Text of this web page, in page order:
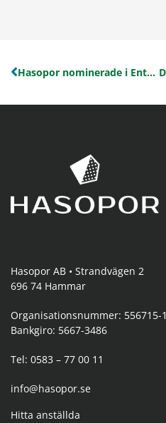
Hasopor nominerade i Entrepreneur of the year
Hasopor AB • Strandvägen 2
696 74 Hammar
Organisationsnummer: 556715-
Bankgiro: 5667-3486
Tel: 0583 – 77 00 11
info@hasopor.se
Hitta anställda